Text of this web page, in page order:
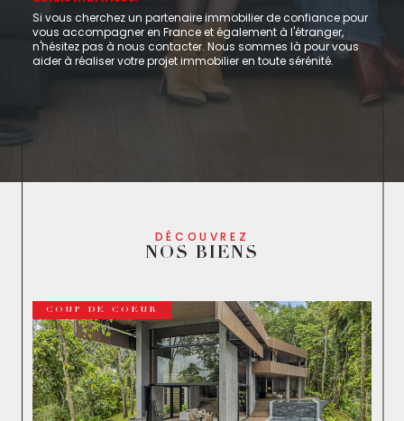
Si vous cherchez un partenaire immobilier de confiance pour
vous accompagner en France et également à l'étranger,
n'hésitez pas à nous contacter. Nous sommes là pour vous
aider à réaliser votre projet immobilier en toute sérénité.
DÉCOUVREZ
NOS BIENS
NOUVEAUTÉ